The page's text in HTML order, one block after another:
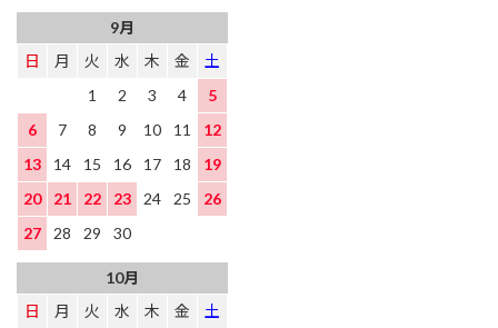
9月
日
月 火 水 木 金
土
1
2 3 4
5
6
7 8 9 10 11
12
13
14 15 16 17 18
19
20
21 22 23 24 25
26
27
28 29 30
10月
日
月 火 水 木 金
土